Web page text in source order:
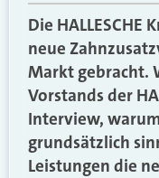
Die
neue
Markt gebracht.
Vorstands der
Interview,
grundsätzlich
Leistungen die